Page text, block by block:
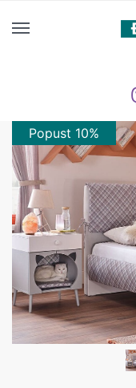
Popust 10%
Popust 10%